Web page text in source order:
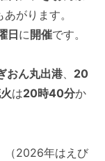
あがります。
日に開催です。
おん丸出港、 20
は20時40分か
（2026年はえび